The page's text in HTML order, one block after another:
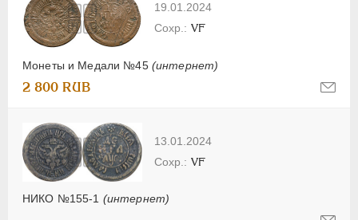
19.01.2024
Монеты и Медали №45 (интернет)
VF
2 800 RUB
13.01.2024
НИКО №155-1 (интернет)
VF